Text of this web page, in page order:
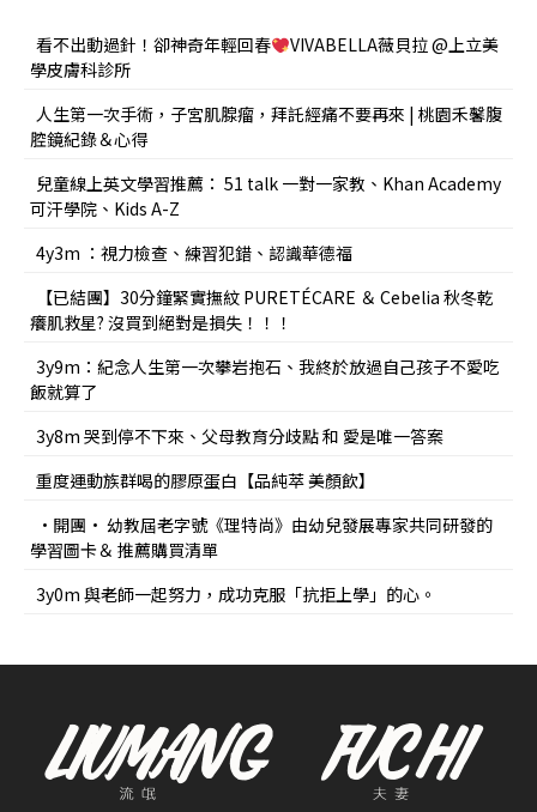
看不出動過針！卻神奇年輕回春
VIVABELLA薇貝拉 @上立美
學皮膚科診所
人生第一次手術，子宮肌腺瘤，拜託經痛不要再來 | 桃園禾馨腹
腔鏡紀錄＆心得
兒童線上英文學習推薦： 51 talk 一對一家教、Khan Academy
可汗學院、Kids A-Z
4y3m ：視力檢查、練習犯錯、認識華德福
【已結團】30分鐘緊實撫紋 PURETÉCARE ＆ Cebelia 秋冬乾
癢肌救星? 沒買到絕對是損失！！！
3y9m：紀念人生第一次攀岩抱石、我終於放過自己孩子不愛吃
飯就算了
3y8m 哭到停不下來、父母教育分歧點 和 愛是唯一答案
重度運動族群喝的膠原蛋白【品純萃 美顏飲】
•開團• 幼教屆老字號《理特尚》由幼兒發展專家共同研發的
學習圖卡＆ 推薦購買清單
3y0m 與老師一起努力，成功克服「抗拒上學」的心。